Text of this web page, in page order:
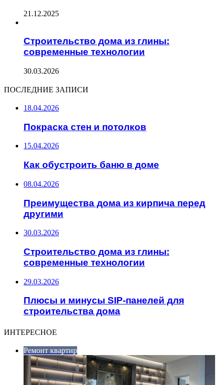
21.12.2025
Строительство дома из глины:
современные технологии
30.03.2026
ПОСЛЕДНИЕ ЗАПИСИ
18.04.2026
Покраска стен и потолков
15.04.2026
Как обустроить баню в доме
08.04.2026
Преимущества дома из кирпича перед
другими
30.03.2026
Строительство дома из глины:
современные технологии
29.03.2026
Плюсы и минусы SIP-панелей для
строительства дома
ИНТЕРЕСНОЕ
Ремонт квартир